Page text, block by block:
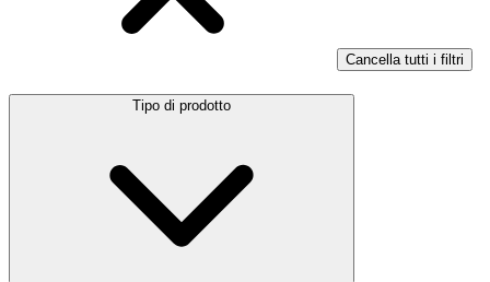
Cancella tutti i filtri
Tipo di prodotto